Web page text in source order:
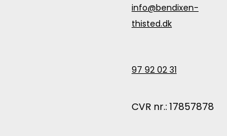
info@bendixen-
thisted.dk
97 92 02 31
CVR nr.: 17857878